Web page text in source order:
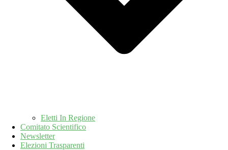
Eletti In Regione
Comitato Scientifico
Newsletter
Elezioni Trasparenti